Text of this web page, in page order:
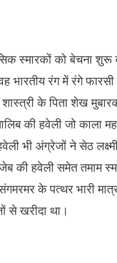
स्मारकों को बेचना शुरू
भारतीय रंग में रंगे
के पिता शेख
की हवेली जो काला
भी अंग्रेजों ने सेठ
की हवेली समेत तमाम
के पत्थर भारी
से खरीदा था।